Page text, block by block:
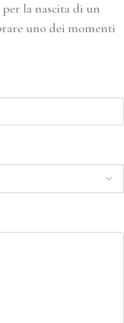
la nascita di un
uno dei momenti